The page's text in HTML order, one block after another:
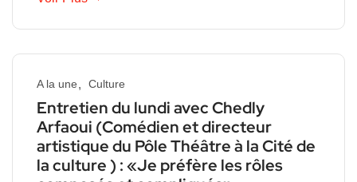
A la une Culture
Entretien du lundi avec Chedly
Arfaoui (Comédien et directeur
artistique du Pôle Théâtre à la Cité de
la culture ) : «Je préfère les rôles